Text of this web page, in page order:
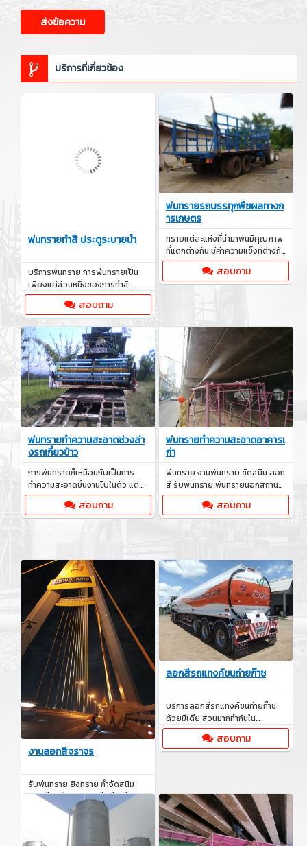
ส่งข้อความ
บริการที่เกี่ยวข้อง
พ่นทราย​ทำสี​ ประตูระบายน้ำ
บริการพ่นทราย การพ่นทรายเป็น
เพียงแค่ส่วนหนึ่งของการทำสี
ป้องกันสนิม
สอบถาม
พ่นทรายรถบรรทุกพืซผลทางก
ารเกษตร
ทรายแต่ละแห่งที่นำมาพ่นมีคุณภาพ
ที่แตกต่างกัน มีค่าความแข็งที่ต่างกัน
ทรายจากแหล่งที่ดี และมีการคัด
สอบถาม
พ่นทรายทำความสะอาดช่วงล่า
งรถเกี่ยวข้าว
การพ่นทรายก็เหมือนกับเป็นการ
ทำความสะอาดชิ้นงานไปในตัว แต่
ลึกๆแล้ว งานพ่นทรายพ่นสี มีองค์
ประกอบหลายส่วนที่ควรศึกษา
สอบถาม
พ่นทรายทำความสะอาดอาคารเ
ก่า
พ่นทราย งานพ่นทราย ขัดสนิม ลอก
สี รับพ่นทราย พ่นทรายนอกสถานที่
บริการพ่นทราย รับเหมาพ่นทราย
สอบถาม
งานลอกสีจราจร
รับพ่นทราย ยิงทราย กำจัดสนิม
ลอกสี เตรียมผิวและพ่นสีเคลือบ
ผิวโลหะ งานเล็ก งานใหญ่ Indoor
และงาน Outdoor สอบถาม
ลอกสีรถแทงค์ขนถ่ายก๊าช
บริการลอกสีรถแทงค์ขนถ่ายก๊าช
ด้วยมีเดีย ส่วนมากทำกันใน
อุตสาหกรรมต่างๆ ที่มีความเสี่ยง
ต่อการเกิดสนิมสอบถาม